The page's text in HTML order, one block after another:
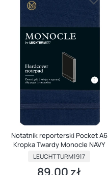
Notatnik reporterski Pocket A6
Kropka Twardy Monocle NAVY
PRODUCENT
LEUCHTTURM1917
Cena